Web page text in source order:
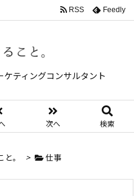
ティングコンサルタント
次へ 検索
RSS Feedly
。 > 仕事